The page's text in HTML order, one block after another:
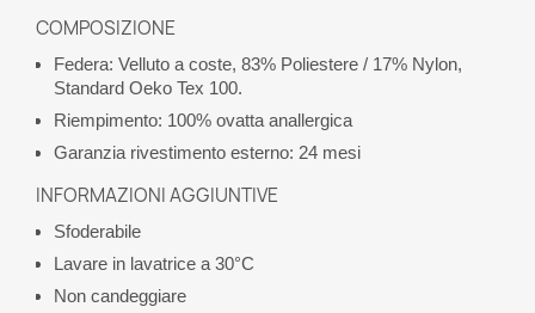
COMPOSIZIONE
Federa: Velluto a coste, 83% Poliestere / 17% Nylon,
Standard Oeko Tex 100.
Riempimento: 100% ovatta anallergica
Garanzia rivestimento esterno: 24 mesi
INFORMAZIONI AGGIUNTIVE
Sfoderabile
Lavare in lavatrice a 30°C
Non candeggiare